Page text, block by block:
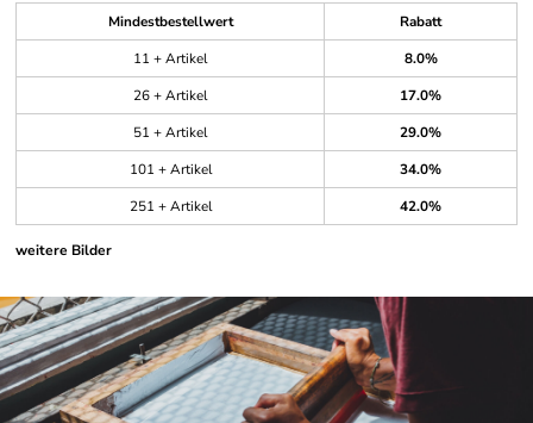
Mindestbestellwert
Rabatt
11 + Artikel
8.0%
26 + Artikel
17.0%
51 + Artikel
29.0%
101 + Artikel
34.0%
251 + Artikel
42.0%
weitere Bilder